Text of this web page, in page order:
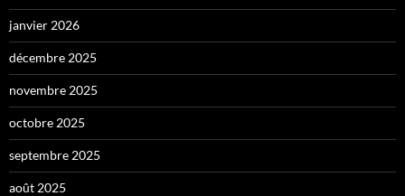
janvier 2026
décembre 2025
novembre 2025
octobre 2025
septembre 2025
août 2025